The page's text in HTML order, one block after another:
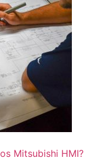
Mitsubishi HMI?